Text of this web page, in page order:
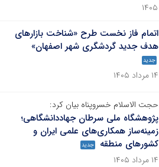
اتمام فاز نخست طرح «شناخت بازارهای
هدف جدید گردشگری شهر اصفهان»
جدید
۱۴ مرداد ۱۴۰۵
حجت الاسلام خسروپناه بیان کرد:
پژوهشگاه ملی سرطان جهاددانشگاهی؛
زمینه‌ساز همکاری‌های علمی ایران و
کشورهای منطقه
جدید
۱۴ مرداد ۱۴۰۵